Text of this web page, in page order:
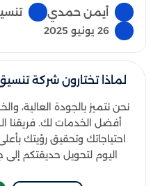
أيمن حمدي
26 يونيو 2025
لماذا تختارون شركة
نحن نتميز بالجودة العالية،
أفضل الخدمات لك.
احتياجاتك وتحقيق رؤيتك
اليوم لتحويل حديقتكم إلى جنة